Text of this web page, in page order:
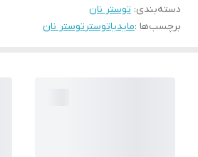
دسته‌بندی: توستر نان
برچسب‌ها :مایدیاتوسترتوستر نان